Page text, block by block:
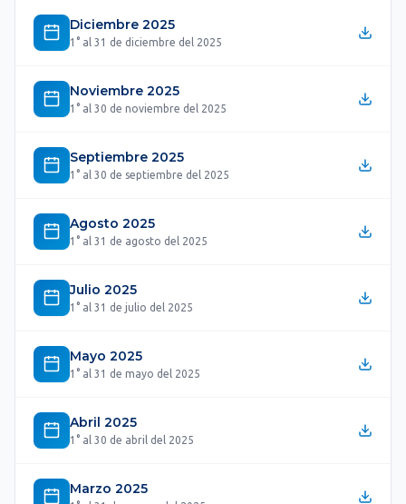
Diciembre 2025
1° al 31 de diciembre del 2025
Noviembre 2025
1° al 30 de noviembre del 2025
Septiembre 2025
1° al 30 de septiembre del 2025
Agosto 2025
1° al 31 de agosto del 2025
Julio 2025
1° al 31 de julio del 2025
Mayo 2025
1° al 31 de mayo del 2025
Abril 2025
1° al 30 de abril del 2025
Marzo 2025